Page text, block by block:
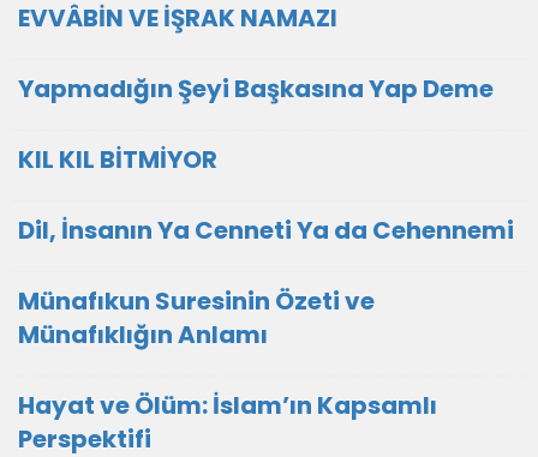
EVVÂBİN VE İŞRAK NAMAZI
Yapmadığın Şeyi Başkasına Yap Deme
KIL KIL BİTMİYOR
Dil, İnsanın Ya Cenneti Ya da Cehennemi
Münafıkun Suresinin Özeti ve
Münafıklığın Anlamı
Hayat ve Ölüm: İslam’ın Kapsamlı
Perspektifi